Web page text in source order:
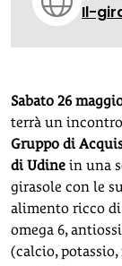
Il-
Sabato 26
terrà un
Gruppo di
di Udine in una
girasole con le
alimento ricco
omega 6,
(calcio, potassio,